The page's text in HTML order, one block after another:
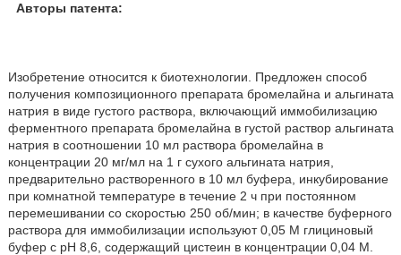
Авторы патента:
Изобретение относится к биотехнологии. Предложен способ
получения композиционного препарата бромелайна и альгината
натрия в виде густого раствора, включающий иммобилизацию
ферментного препарата бромелайна в густой раствор альгината
натрия в соотношении 10 мл раствора бромелайна в
концентрации 20 мг/мл на 1 г сухого альгината натрия,
предварительно растворенного в 10 мл буфера, инкубирование
при комнатной температуре в течение 2 ч при постоянном
перемешивании со скоростью 250 об/мин; в качестве буферного
раствора для иммобилизации используют 0,05 М глициновый
буфер с рН 8,6, содержащий цистеин в концентрации 0,04 М.